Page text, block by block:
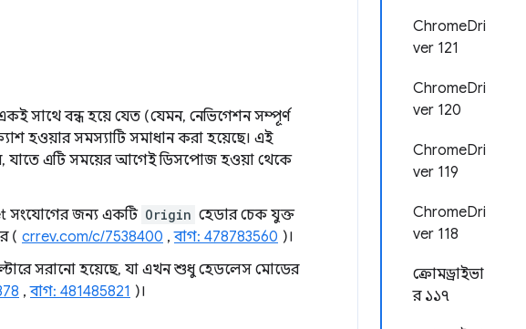
ChromeDri
ver 121
ChromeDri
ver 120
ChromeDri
ver 119
ChromeDri
ver 118
ক্রোমড্রাইভা
র ১১৭
সাথে বন্ধ হয়ে যেত (যেমন, নেভিগেশন সম্পূর্ণ
হওয়ার সমস্যাটি সমাধান করা হয়েছে। এই
এটি সময়ের আগেই ডিসপোজ হওয়া থেকে
সংযোগের জন্য একটি Origin হেডার চেক যুক্ত
( crrev.com/c/7538400 ,বাগ: 478783560 )।
সরানো হয়েছে, যা এখন শুধু হেডলেস মোডের
,বাগ: 481485821 )।